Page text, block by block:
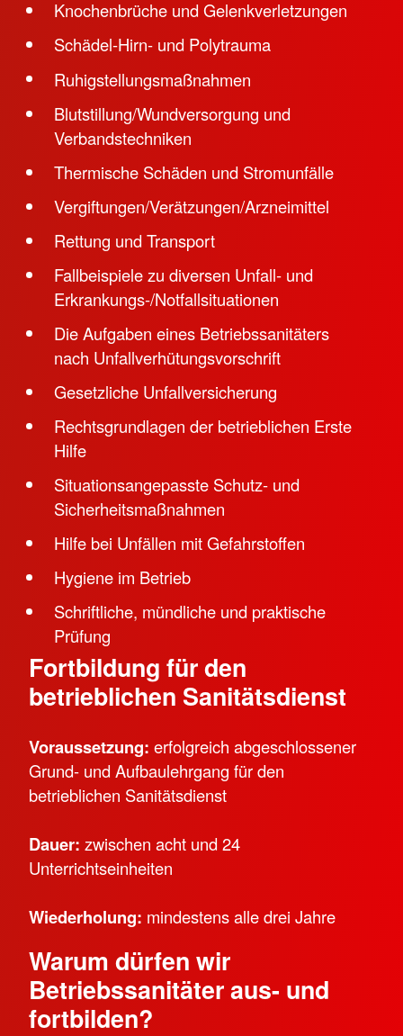
Knochenbrüche und Gelenkverletzungen
Schädel-Hirn- und Polytrauma
Ruhigstellungsmaßnahmen
Blutstillung/Wundversorgung und
Verbandstechniken
Thermische Schäden und Stromunfälle
Vergiftungen/Verätzungen/Arzneimittel
Rettung und Transport
Fallbeispiele zu diversen Unfall- und
Erkrankungs-/Notfallsituationen
Die Aufgaben eines Betriebssanitäters
nach Unfallverhütungsvorschrift
Gesetzliche Unfallversicherung
Rechtsgrundlagen der betrieblichen Erste
Hilfe
Situationsangepasste Schutz- und
Sicherheitsmaßnahmen
Hilfe bei Unfällen mit Gefahrstoffen
Hygiene im Betrieb
Schriftliche, mündliche und praktische
Prüfung
Fortbildung für den
betrieblichen Sanitätsdienst
Voraussetzung: erfolgreich abgeschlossener
Grund- und Aufbaulehrgang für den
betrieblichen Sanitätsdienst
Dauer: zwischen acht und 24
Unterrichtseinheiten
Wiederholung: mindestens alle drei Jahre
Warum dürfen wir
Betriebssanitäter aus- und
fortbilden?